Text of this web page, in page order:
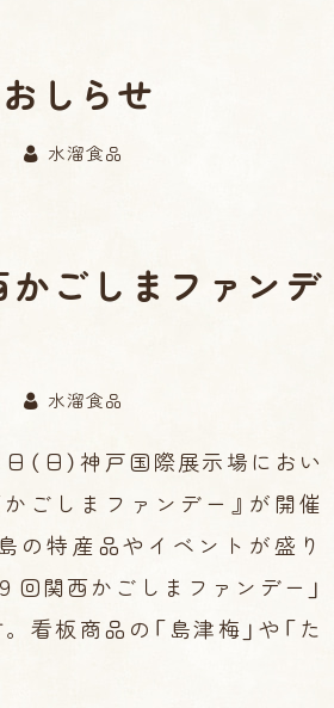
しらせ
水溜食品
ごしまファンデ
水溜食品
（日）神戸国際展示場におい
ごしまファンデー』が開催
の特産品やイベントが盛り
回関西かごしまファンデー」
看板商品の「島津梅」や「た